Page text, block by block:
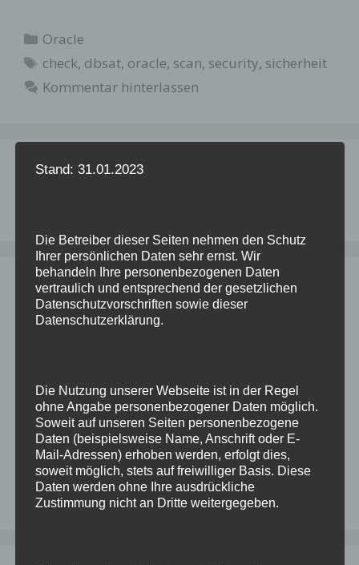
Kategorien
Oracle
Schlagwörter
check, dbsat, oracle, scan, security, sicherheit
Kommentar hinterlassen
Suchen
Neueste Beiträge
Citrix will nicht mehr starten
Tabellen beim Import dekomprimieren
Upgrade einer Datenbank schlägt fehl (nach
Migration von Windows nach Linux)
Updates für Enterprise Manager 13.5
Stand: 31.01.2023
Die Betreiber dieser Seiten nehmen den Schutz
Ihrer persönlichen Daten sehr ernst. Wir
behandeln Ihre personenbezogenen Daten
vertraulich und entsprechend der gesetzlichen
Datenschutzvorschriften sowie dieser
Datenschutzerklärung.
Die Nutzung unserer Webseite ist in der Regel
ohne Angabe personenbezogener Daten möglich.
Soweit auf unseren Seiten personenbezogene
Daten (beispielsweise Name, Anschrift oder E-
Mail-Adressen) erhoben werden, erfolgt dies,
soweit möglich, stets auf freiwilliger Basis. Diese
Daten werden ohne Ihre ausdrückliche
Zustimmung nicht an Dritte weitergegeben.